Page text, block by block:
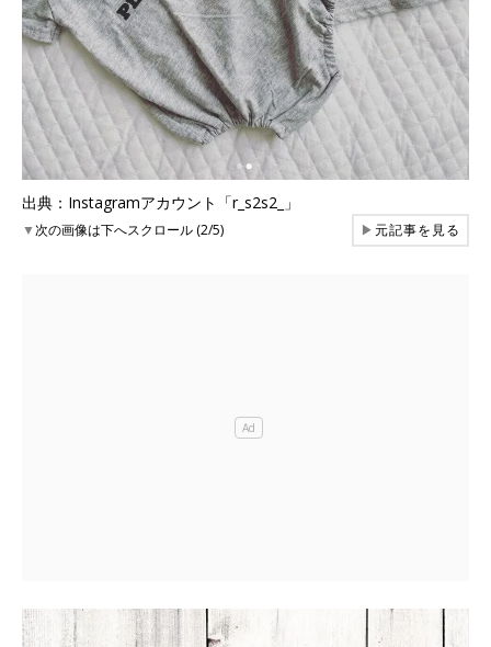
出典：Instagramアカウント「r_s2s2_」
▼次の画像は下へスクロール (2/5) ▶元記事を見る